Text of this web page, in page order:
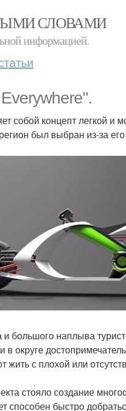
СЛОВАМИ
информацией.
собой концепт легкой
был выбран из-за
большого наплыва
округе
жить с плохой или
стояло создание
способен быстро